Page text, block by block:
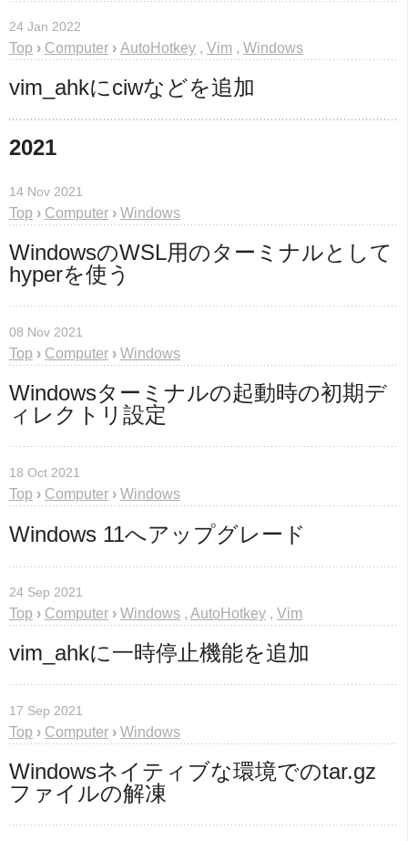
24 Jan 2022
Top › Computer › AutoHotkey , Vim , Windows
vim_ahkにciwなどを追加
2021
14 Nov 2021
Top › Computer › Windows
WindowsのWSL用のターミナルとして
hyperを使う
08 Nov 2021
Top › Computer › Windows
Windowsターミナルの起動時の初期デ
ィレクトリ設定
18 Oct 2021
Top › Computer › Windows
Windows 11へアップグレード
24 Sep 2021
Top › Computer › Windows , AutoHotkey , Vim
vim_ahkに一時停止機能を追加
17 Sep 2021
Top › Computer › Windows
Windowsネイティブな環境でのtar.gz
ファイルの解凍